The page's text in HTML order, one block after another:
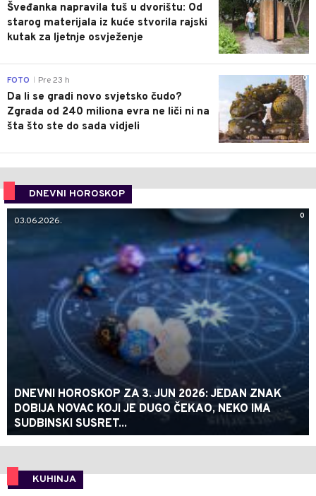
Šveđanka napravila tuš u dvorištu: Od
starog materijala iz kuće stvorila rajski
kutak za ljetnje osvježenje
0
FOTO Pre 23 h
Da li se gradi novo svjetsko čudo?
Zgrada od 240 miliona evra ne liči ni na
šta što ste do sada vidjeli
DNEVNI HOROSKOP
0
03.06.2026.
DNEVNI HOROSKOP ZA 3. JUN 2026: JEDAN ZNAK
DOBIJA NOVAC KOJI JE DUGO ČEKAO, NEKO IMA
SUDBINSKI SUSRET...
KUHINJA